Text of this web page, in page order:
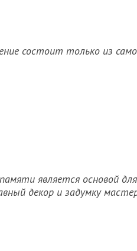
состоит только из
является основой
декор и задумку